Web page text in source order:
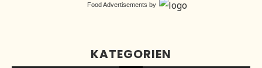
Food Advertisements by
KATEGORIEN